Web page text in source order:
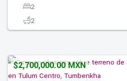
2
2
$2,700,000.00 MXN